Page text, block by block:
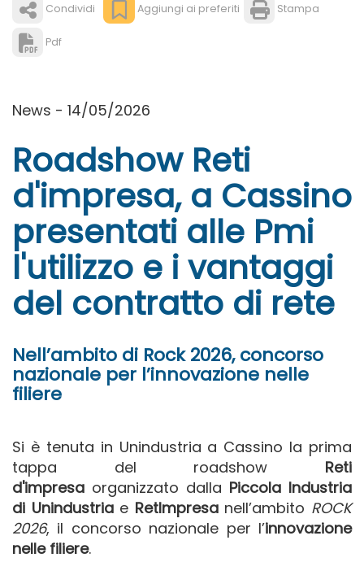
Condividi Aggiungi ai preferiti Stampa
Pdf
News - 14/05/2026
Roadshow Reti
d'impresa, a Cassino
presentati alle Pmi
l'utilizzo e i vantaggi
del contratto di rete
Nell’ambito di Rock 2026, concorso
nazionale per l’innovazione nelle
filiere
Si è tenuta in Unindustria a Cassino la prima
tappa del roadshow Reti
d'impresa organizzato dalla Piccola Industria
di Unindustriae RetImpresanell’ambito ROCK
2026, il concorso nazionale per l’innovazione
nelle filiere.